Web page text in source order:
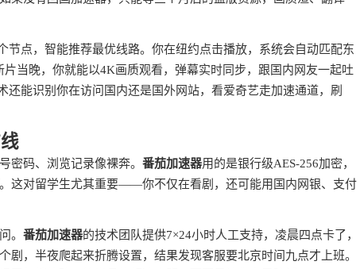
点，智能推荐最优线路。你在纽约点击播放，系统会自动匹配东
当晚，你就能以4K画质观看，弹幕实时同步，跟国内网友一起吐
能识别你在访问国内还是国外网站，看爱奇艺走加速通道，刷
密码、浏览记录像裸奔。 番茄加速器用的是银行级AES-256加密，
这对留学生尤其重要——你不仅在看剧，还可能用国内网银、支付
。 番茄加速器的技术团队提供7×24小时人工支持，凌晨四点卡了，
，半夜爬起来折腾设置，结果发现客服要北京时间九点才上班。